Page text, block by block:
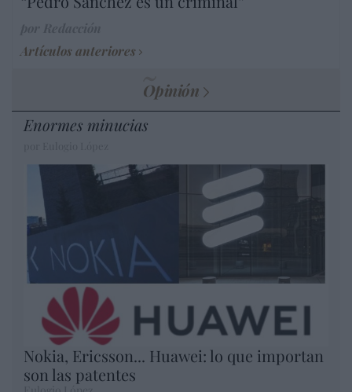
Artículos anteriores
Opinión
Enormes minucias
Nokia, Ericsson... Huawei: lo que importan
son las patentes